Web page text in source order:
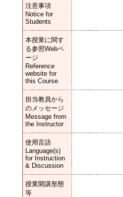
注意事項
Notice for
Students
本授業に関す
る参照Webペ
ージ
Reference
website for
this Course
担当教員から
のメッセージ
Message from
the Instructor
使用言語
Language(s)
for Instruction
& Discussion
授業開講形態
等